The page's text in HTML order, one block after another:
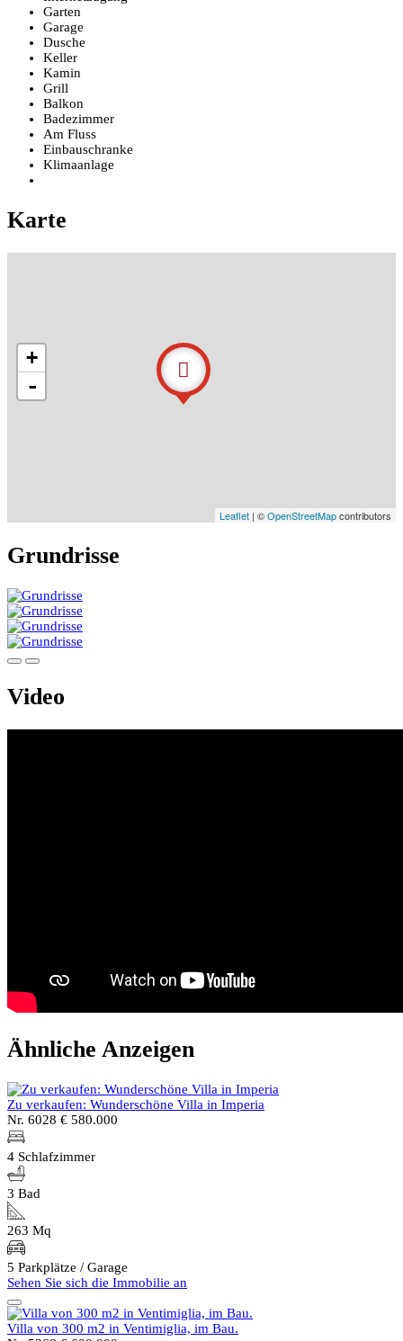
Garten
Garage
Dusche
Keller
Kamin
Grill
Balkon
Badezimmer
Am Fluss
Einbauschranke
Klimaanlage
Karte
+
-
Leaflet | ©OpenStreetMapcontributors
Grundrisse
Video
Ähnliche Anzeigen
Zu verkaufen: Wunderschöne Villa in Imperia
Nr. 6028 € 580.000
4 Schlafzimmer
3 Bad
263 Mq
5 Parkplätze / Garage
Sehen Sie sich die Immobilie an
Villa von 300 m2 in Ventimiglia, im Bau.